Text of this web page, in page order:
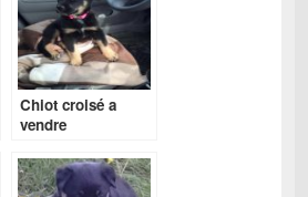
Chiot croisé a
vendre